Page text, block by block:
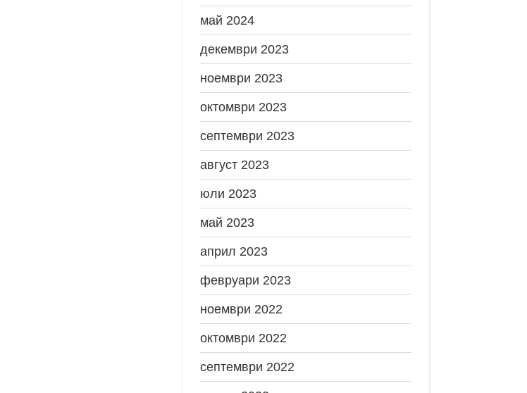
май 2024
декември 2023
ноември 2023
октомври 2023
септември 2023
август 2023
юли 2023
май 2023
април 2023
февруари 2023
ноември 2022
октомври 2022
септември 2022